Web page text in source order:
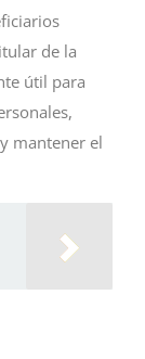
de la
útil para
mantener el